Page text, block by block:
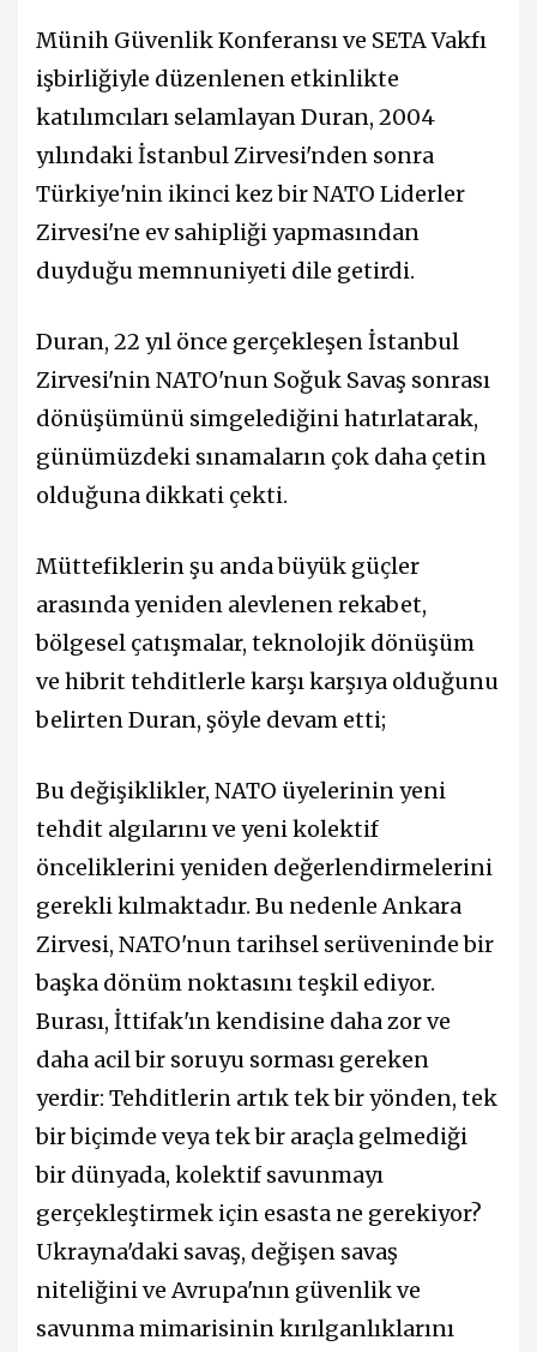
Münih Güvenlik Konferansı ve SETA Vakfı
işbirliğiyle düzenlenen etkinlikte
katılımcıları selamlayan Duran, 2004
yılındaki İstanbul Zirvesi'nden sonra
Türkiye'nin ikinci kez bir NATO Liderler
Zirvesi'ne ev sahipliği yapmasından
duyduğu memnuniyeti dile getirdi.
Duran, 22 yıl önce gerçekleşen İstanbul
Zirvesi'nin NATO'nun Soğuk Savaş sonrası
dönüşümünü simgelediğini hatırlatarak,
günümüzdeki sınamaların çok daha çetin
olduğuna dikkati çekti.
Müttefiklerin şu anda büyük güçler
arasında yeniden alevlenen rekabet,
bölgesel çatışmalar, teknolojik dönüşüm
ve hibrit tehditlerle karşı karşıya olduğunu
belirten Duran, şöyle devam etti;
Bu değişiklikler, NATO üyelerinin yeni
tehdit algılarını ve yeni kolektif
önceliklerini yeniden değerlendirmelerini
gerekli kılmaktadır. Bu nedenle Ankara
Zirvesi, NATO'nun tarihsel serüveninde bir
başka dönüm noktasını teşkil ediyor.
Burası, İttifak'ın kendisine daha zor ve
daha acil bir soruyu sorması gereken
yerdir: Tehditlerin artık tek bir yönden, tek
bir biçimde veya tek bir araçla gelmediği
bir dünyada, kolektif savunmayı
gerçekleştirmek için esasta ne gerekiyor?
Ukrayna'daki savaş, değişen savaş
niteliğini ve Avrupa'nın güvenlik ve
savunma mimarisinin kırılganlıklarını